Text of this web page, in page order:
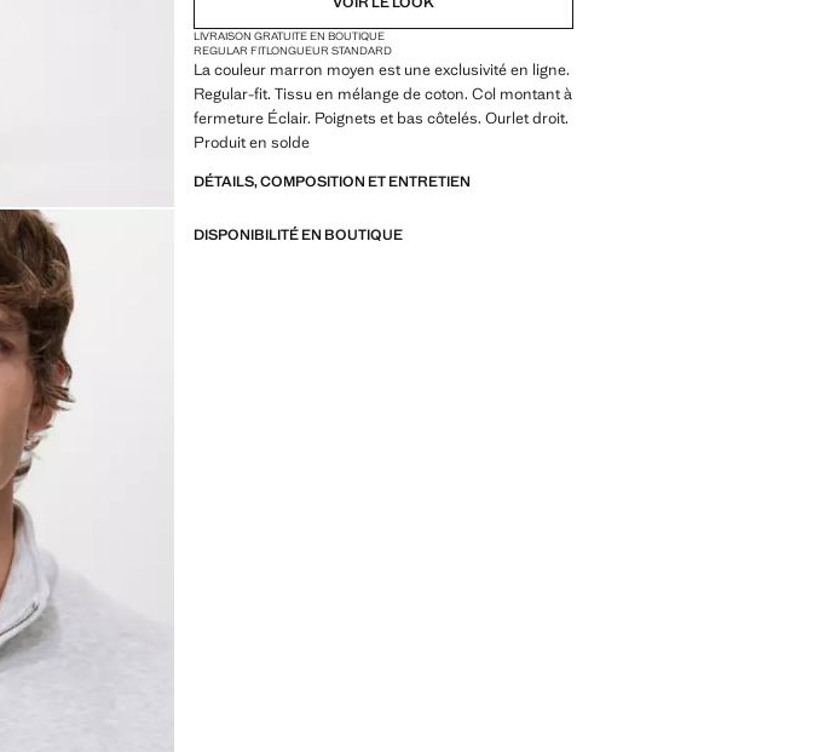
LIVRAISON GRATUITE EN BOUTIQUE
REGULAR FITLONGUEUR STANDARD
La couleur marron moyen est une exclusivité en ligne.
Regular-fit. Tissu en mélange de coton. Col montant à
fermeture Éclair. Poignets et bas côtelés. Ourlet droit.
Produit en solde
DÉTAILS, COMPOSITION ET ENTRETIEN
DISPONIBILITÉ EN BOUTIQUE